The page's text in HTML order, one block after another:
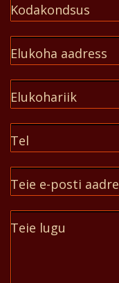
Kodakondsus
Elukoha aadress
Elukohariik
Tel
Teie e-posti
Teie lugu